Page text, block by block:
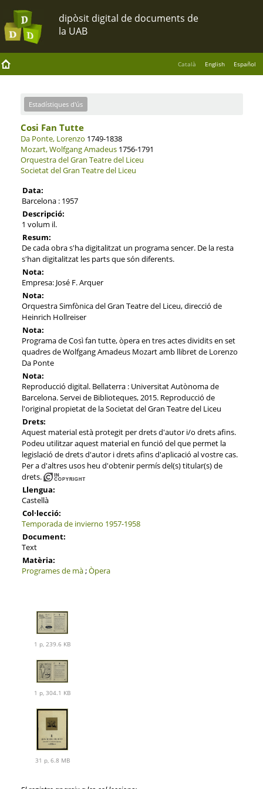
Català English Español
Estadístiques d'ús
Cosi Fan Tutte
Da Ponte, Lorenzo 1749-1838
Mozart, Wolfgang Amadeus1756-1791
Orquestra del Gran Teatre del Liceu
Societat del Gran Teatre del Liceu
Data:
Barcelona : 1957
Descripció:
1 volum il.
Resum:
De cada obra s'ha digitalitzat un programa sencer. De la resta
s'han digitalitzat les parts que són diferents.
Nota:
Empresa: José F. Arquer
Nota:
Orquestra Simfònica del Gran Teatre del Liceu, direcció de
Heinrich Hollreiser
Nota:
Programa de Così fan tutte, òpera en tres actes dividits en set
quadres de Wolfgang Amadeus Mozart amb llibret de Lorenzo
Da Ponte
Nota:
Reproducció digital. Bellaterra : Universitat Autònoma de
Barcelona. Servei de Biblioteques, 2015. Reproducció de
l'original propietat de la Societat del Gran Teatre del Liceu
Drets:
Aquest material està protegit per drets d'autor i/o drets afins.
Podeu utilitzar aquest material en funció del que permet la
legislació de drets d'autor i drets afins d'aplicació al vostre cas.
Per a d'altres usos heu d'obtenir permís del(s) titular(s) de
drets.
Llengua:
Castellà
Col·lecció:
Temporada de invierno 1957-1958
Document:
Text
Matèria:
Programes de mà;Òpera
1 p, 239.6 KB
1 p, 304.1 KB
31 p, 6.8 MB